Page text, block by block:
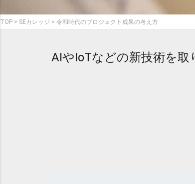
TOP SEカレッジ 令和時代のプロジェクト成果の考え方
AIやIoTなどの新技術を